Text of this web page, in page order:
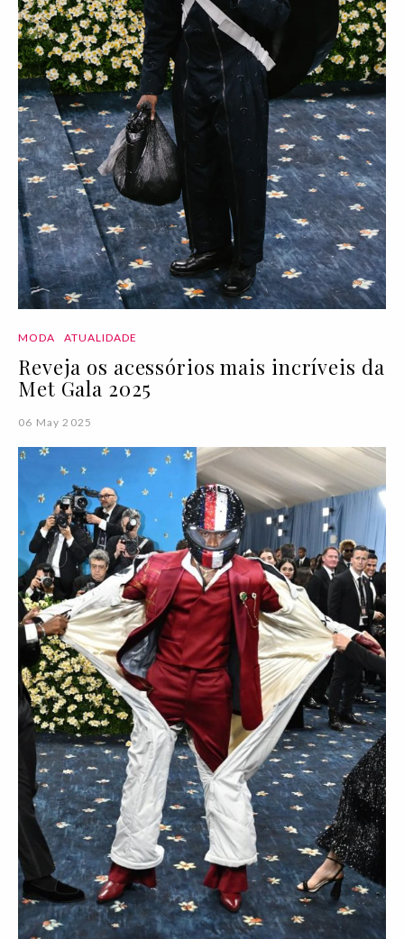
MODA ATUALIDADE
Reveja os acessórios mais incríveis da
Met Gala 2025
06 May 2025